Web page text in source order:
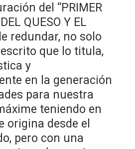
del “PRIMER
QUESO Y EL
redundar, no solo
que lo titula,
y
en la generación
para nuestra
teniendo en
origina desde el
pero con una